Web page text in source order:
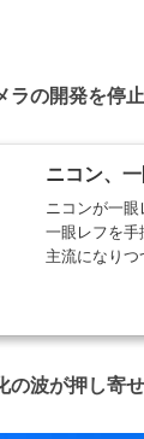
ラの開発を停
ニコン、
ニコンが一
一眼レフを
主流になり
波が押し寄